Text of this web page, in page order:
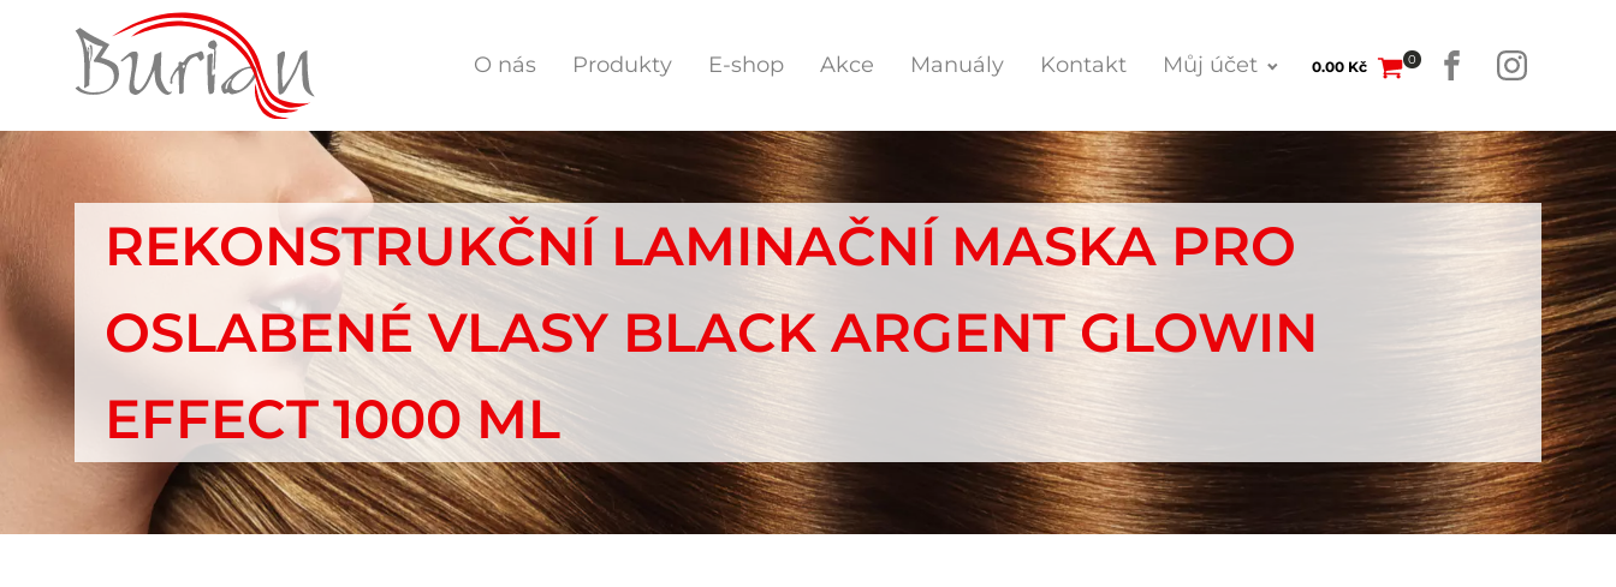
O nás Produkty E-shop Akce Manuály Kontakt Můj účet 0.00 Kč 0
REKONSTRUKČNÍ LAMINAČNÍ MASKA PRO
OSLABENÉ VLASY BLACK ARGENT GLOWIN
EFFECT 1000 ML